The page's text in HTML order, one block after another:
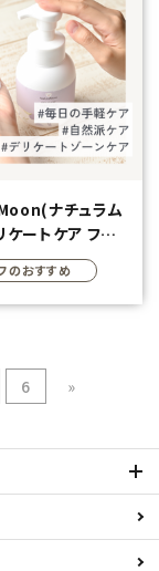
ナチュラム
ケートケア フォ
のおすすめ
6 »